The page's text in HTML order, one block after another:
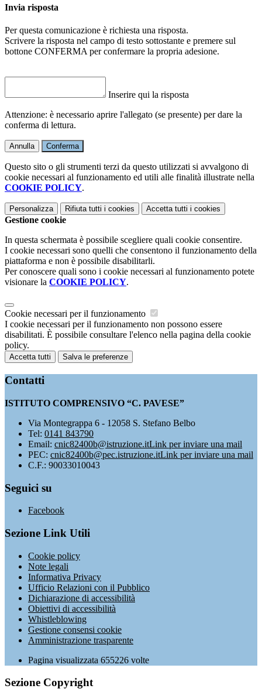
Invia risposta
Per questa comunicazione è richiesta una risposta.
Scrivere la risposta nel campo di testo sottostante e premere sul
bottone CONFERMA per confermare la propria adesione.
Inserire qui la risposta
Attenzione: è necessario aprire l'allegato (se presente) per dare la
conferma di lettura.
Annulla Conferma
Questo sito o gli strumenti terzi da questo utilizzati si avvalgono di
cookie necessari al funzionamento ed utili alle finalità illustrate nella
COOKIE POLICY.
Personalizza Rifiuta tutti i cookies Accetta tutti i cookies
Gestione cookie
In questa schermata è possibile scegliere quali cookie consentire.
I cookie necessari sono quelli che consentono il funzionamento della
piattaforma e non è possibile disabilitarli.
Per conoscere quali sono i cookie necessari al funzionamento potete
visionare la COOKIE POLICY.
Cookie necessari per il funzionamento
I cookie necessari per il funzionamento non possono essere
disabilitati. È possibile consultare l'elenco nella pagina della cookie
policy.
Accetta tutti Salva le preferenze
Contatti
ISTITUTO COMPRENSIVO “C. PAVESE”
Via Montegrappa 6 - 12058 S. Stefano Belbo
Tel: 0141 843790
Email: cnic82400b@istruzione.itLink per inviare una mail
PEC: cnic82400b@pec.istruzione.itLink per inviare una mail
C.F.: 90033010043
Seguici su
Facebook
Sezione Link Utili
Cookie policy
Note legali
Informativa Privacy
Ufficio Relazioni con il Pubblico
Dichiarazione di accessibilità
Obiettivi di accessibilità
Whistleblowing
Gestione consensi cookie
Amministrazione trasparente
Pagina visualizzata 655226 volte
Sezione Copyright